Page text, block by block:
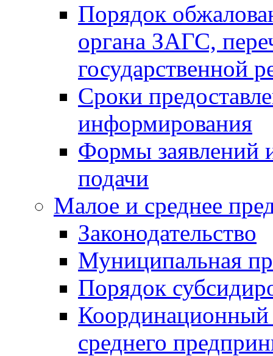
Порядок
органа ЗАГС,
государственной
Сроки
информирования
Формы заявлений
подачи
Малое и среднее
Законодательство
Муниципальная
Порядок
Координационный
среднего